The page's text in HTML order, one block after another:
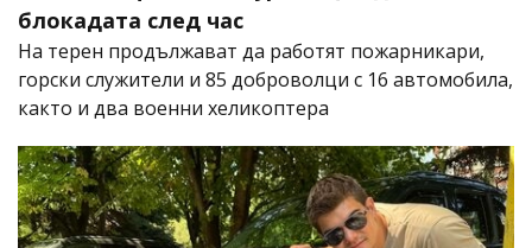
блокадата след час
На терен продължават да работят пожарникари,
горски служители и 85 доброволци с 16 автомобила,
както и два военни хеликоптера